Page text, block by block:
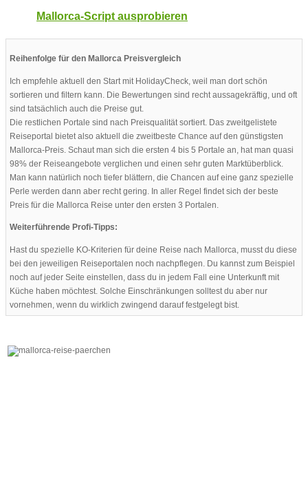
Mallorca-Script ausprobieren
Reihenfolge für den Mallorca Preisvergleich
Ich empfehle aktuell den Start mit HolidayCheck, weil man dort schön
sortieren und filtern kann. Die Bewertungen sind recht aussagekräftig, und oft
sind tatsächlich auch die Preise gut.
Die restlichen Portale sind nach Preisqualität sortiert. Das zweitgelistete
Reiseportal bietet also aktuell die zweitbeste Chance auf den günstigsten
Mallorca-Preis. Schaut man sich die ersten 4 bis 5 Portale an, hat man quasi
98% der Reiseangebote verglichen und einen sehr guten Marktüberblick.
Man kann natürlich noch tiefer blättern, die Chancen auf eine ganz spezielle
Perle werden dann aber recht gering. In aller Regel findet sich der beste
Preis für die Mallorca Reise unter den ersten 3 Portalen.
Weiterführende Profi-Tipps:
Hast du spezielle KO-Kriterien für deine Reise nach Mallorca, musst du diese
bei den jeweiligen Reiseportalen noch nachpflegen. Du kannst zum Beispiel
noch auf jeder Seite einstellen, dass du in jedem Fall eine Unterkunft mit
Küche haben möchtest. Solche Einschränkungen solltest du aber nur
vornehmen, wenn du wirklich zwingend darauf festgelegt bist.